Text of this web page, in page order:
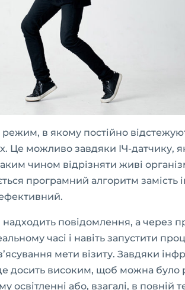
режим, в якому постійно
Це можливо завдяки ІЧ-датчику,
чином відрізняти живі
програмний алгоритм
надходить повідомлення, а через
часі і навіть запустити
мети візиту. Завдяки
досить високим, щоб можна було
освітленні або, взагалі, в повній